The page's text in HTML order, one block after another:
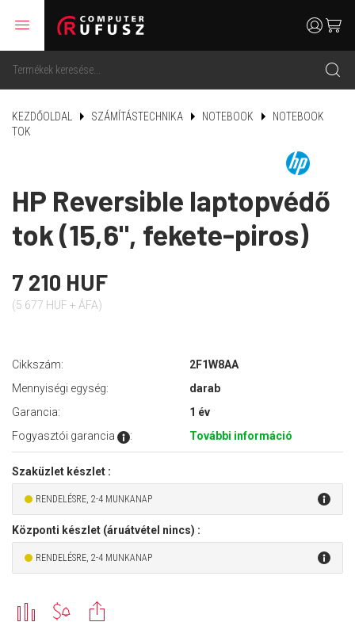
menu
search
usercart
KEZDŐOLDAL SZÁMÍTÁSTECHNIKA NOTEBOOK
NOTEBOOK
TOK
HP Reversible laptopvédő
tok (15,6", fekete-piros)
7 210 HUF
(5 677 HUF + ÁFA)
Cikkszám:
2F1W8AA
Mennyiségi egység:
darab
Garancia:
1 év
Fogyasztói garancia
: További információ
Szaküzlet készlet :
RENDELÉSRE, 2-4 MUNKANAP
Központi készlet (áruátvétel nincs) :
RENDELÉSRE, 2-4 MUNKANAP